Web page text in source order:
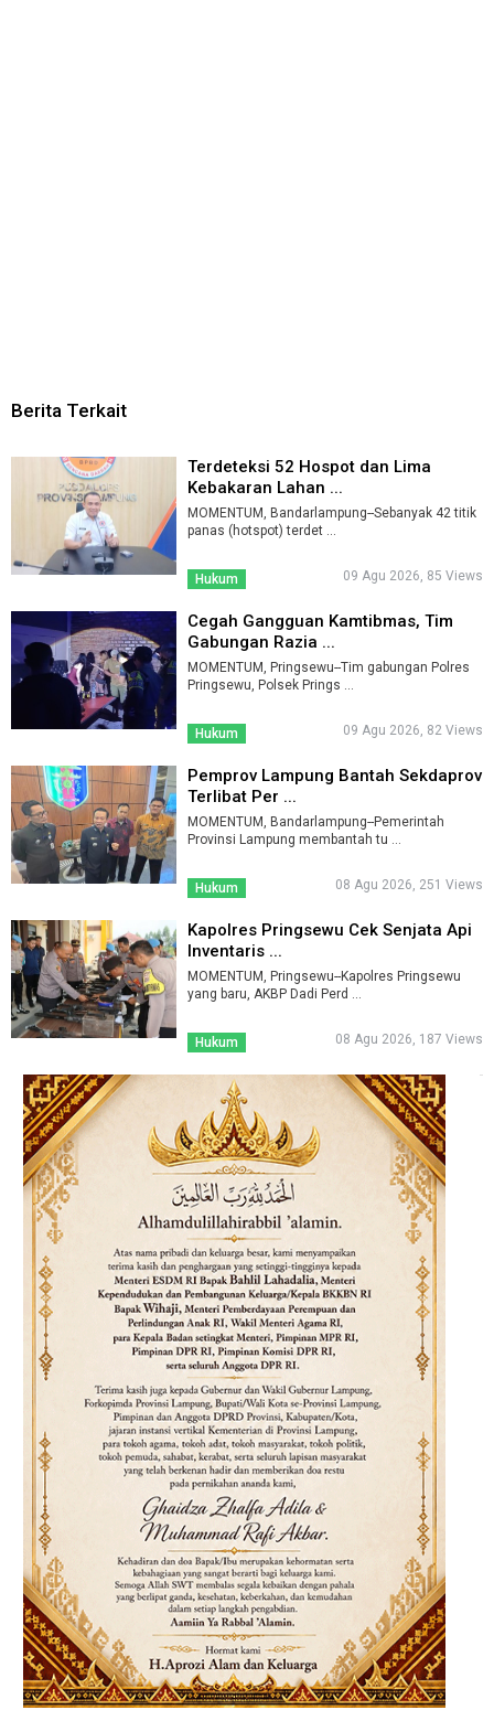
Berita Terkait
Terdeteksi 52 Hospot dan Lima
Kebakaran Lahan ...
MOMENTUM, Bandarlampung--Sebanyak 42 titik
panas (hotspot) terdet ...
Hukum 09 Agu 2026, 85 Views
Cegah Gangguan Kamtibmas, Tim
Gabungan Razia ...
MOMENTUM, Pringsewu--Tim gabungan Polres
Pringsewu, Polsek Prings ...
Hukum 09 Agu 2026, 82 Views
Pemprov Lampung Bantah Sekdaprov
Terlibat Per ...
MOMENTUM, Bandarlampung--Pemerintah
Provinsi Lampung membantah tu ...
Hukum 08 Agu 2026, 251 Views
Kapolres Pringsewu Cek Senjata Api
Inventaris ...
MOMENTUM, Pringsewu--Kapolres Pringsewu
yang baru, AKBP Dadi Perd ...
Hukum 08 Agu 2026, 187 Views